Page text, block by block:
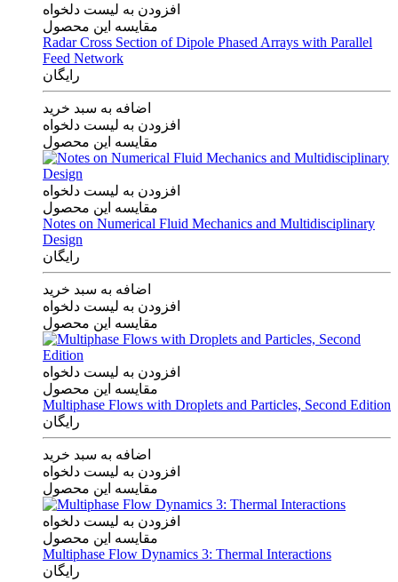
افزودن به لیست دلخواه
مقایسه این محصول
Radar Cross Section of Dipole Phased Arrays with Parallel
Feed Network
رایگان
اضافه به سبد خرید
افزودن به لیست دلخواه
مقایسه این محصول
افزودن به لیست دلخواه
مقایسه این محصول
Notes on Numerical Fluid Mechanics and Multidisciplinary
Design
رایگان
اضافه به سبد خرید
افزودن به لیست دلخواه
مقایسه این محصول
افزودن به لیست دلخواه
مقایسه این محصول
Multiphase Flows with Droplets and Particles, Second Edition
رایگان
اضافه به سبد خرید
افزودن به لیست دلخواه
مقایسه این محصول
افزودن به لیست دلخواه
مقایسه این محصول
Multiphase Flow Dynamics 3: Thermal Interactions
رایگان